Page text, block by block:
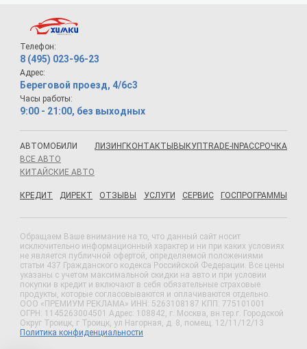
Телефон:
8 (495) 023-96-23
Адрес:
Береговой проезд, 4/6с3
Часы работы:
9:00 - 21:00, без выходных
АВТОМОБИЛИ
ВСЕ АВТО
КИТАЙСКИЕ АВТО
ЛИЗИНГКОНТАКТЫ ВЫКУП TRADE-IN РАССРОЧКА
КРЕДИТ ДИРЕКТ ОТЗЫВЫ УСЛУГИ СЕРВИС ГОСПРОГРАММЫ
Обращаем Ваше внимание на то, что данный сайт носит
исключительно информационный характер и ни при каких условиях
не является публичной офертой, определяемой положениями
статьи 437 Гражданского кодекса Российской Федерации. Все цены
указаны с учетом максимальной скидки на авто и при условии
покупки в кредит и включают в себя обязательные страховые
продукты, которые согласовываются и оплачиваются отдельно.
ООО «ПРЕМИУМ РЕКЛАМА» ИНН: 5263108187 КПП: 775101001
ОГРН: 1145263004501 Адрес: 108842, г. Москва, вн.тер.г. Городской
Округ Троицк, г Троицк, ул Нагорная, д. 8, помещ. 12/11/12/13
Политика конфиденциальности